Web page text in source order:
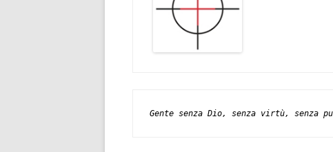
Gente senza Dio, senza virtù, senza